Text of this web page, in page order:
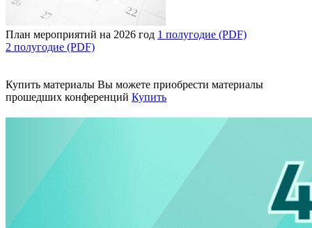
План мероприятий на 2026 год 1 полугодие (PDF)
2 полугодие (PDF)
Купить материалы Вы можете приобрести материалы
прошедших конференций Купить